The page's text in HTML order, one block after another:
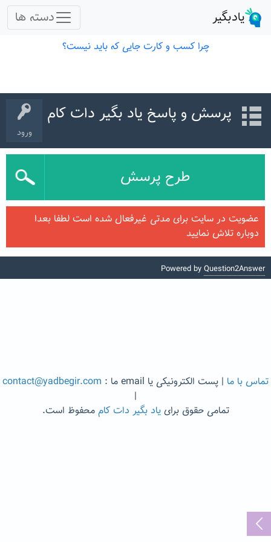
ورود
پرسش و پاسخ یاد بگیر دات کام
طرح پرسش
عضویت در سایت برای مدتی غیرفعال شده است لطفا بعدا
دوباره تلاش نمایید
Powered by Question2Answer
تماس با ما | پست الکترونیکی یا email ما :
contact@yadbegir.com
|
تمامی حقوق براییاد بگیر دات کام محفوظ است.